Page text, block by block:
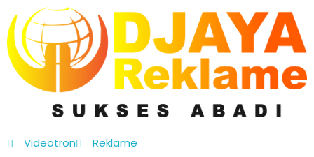
Videotron Reklame